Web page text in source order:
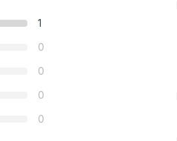
1
0
0
0
0